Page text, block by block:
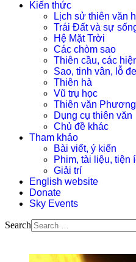
Kiến thức
Lịch sử thiên văn
Trái Đất và sự
Hệ Mặt Trời
Các chòm sao
Thiên cầu, các
Sao, tinh vân, lỗ
Thiên hà
Vũ trụ học
Thiên văn
Dụng cụ thiên văn
Chủ đề khác
Tham khảo
Bài viết, ý kiến
Phim, tài liệu, tiện
Giải trí
English website
Donate
Sky Events
Search